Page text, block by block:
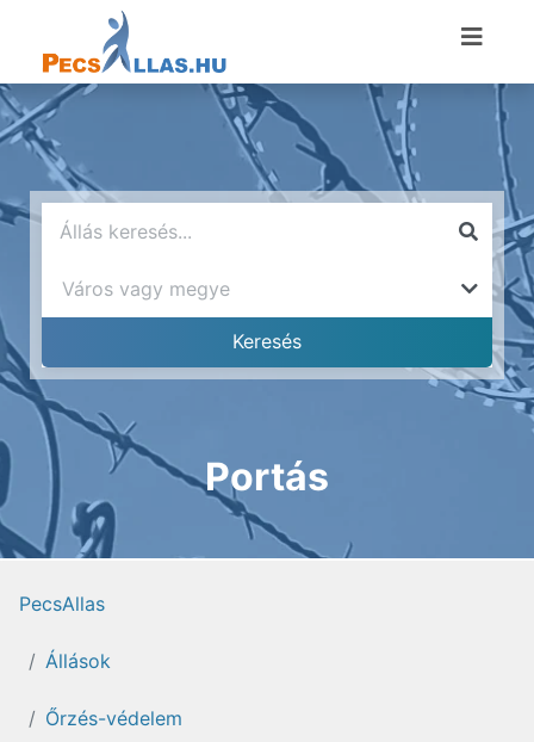
Portás
PecsAllas
Állások
Őrzés-védelem